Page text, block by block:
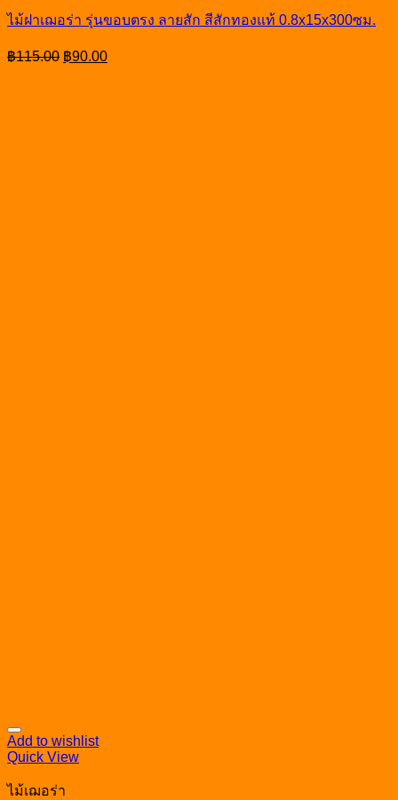
ไม้ฝาเฌอร่า รุ่นขอบตรง ลายสัก สีสักทองแท้ 0.8x15x300ซม.
฿115.00 Original
price
฿90.00Current
price
Add to wishlist
Quick View
ไม้เฌอร่า